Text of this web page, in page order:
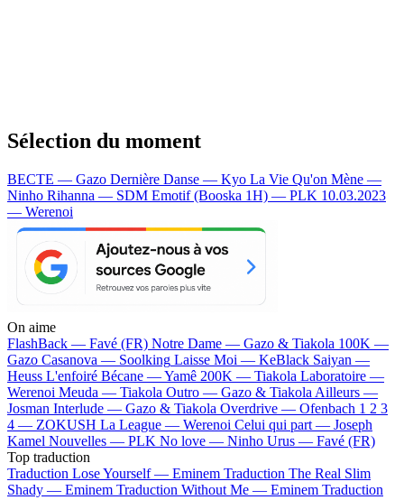
Sélection du moment
BECTE — Gazo Dernière Danse — Kyo La Vie Qu'on Mène —
Ninho Rihanna — SDM Emotif (Booska 1H) — PLK 10.03.2023
— Werenoi
On aime
FlashBack — Favé (FR) Notre Dame — Gazo & Tiakola 100K —
Gazo Casanova — Soolking Laisse Moi — KeBlack Saiyan —
Heuss L'enfoiré Bécane —Yamê 200K — Tiakola Laboratoire —
Werenoi Meuda — Tiakola Outro — Gazo & Tiakola Ailleurs —
Josman Interlude — Gazo & Tiakola Overdrive — Ofenbach 1 2 3
4 — ZOKUSH La League — Werenoi Celui qui part — Joseph
Kamel Nouvelles — PLK No love — Ninho Urus — Favé (FR)
Top traduction
Traduction Lose Yourself — Eminem Traduction The Real Slim
Shady — Eminem Traduction Without Me — Eminem Traduction